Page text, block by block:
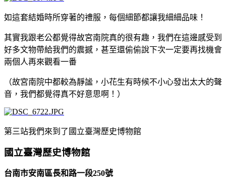
如這套結婚時所穿著的禮服，每個細節都讓我細細品味！
其實我跟老公都覺得故宮南院真的很有趣，我們在這邊感受到
好多文物帶給我們的震撼，甚至還偷偷說下次一定要再找機會
兩個人再來觀看一番
（故宮南院中都較為靜謐，小花生有時候不小心發出太大的聲
音，我們都覺得真不好意思啊！）
第三站我們來到了國立臺灣歷史博物館
國立臺灣歷史博物館
台南市安南區長和路一段250號